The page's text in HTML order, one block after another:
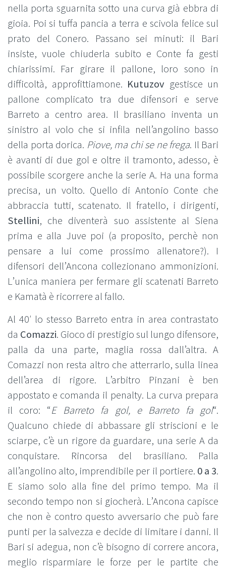
nella porta sguarnita sotto una curva già ebbra di
gioia. Poi si tuffa pancia a terra e scivola felice sul
prato del Conero. Passano sei minuti: il Bari
insiste, vuole chiuderla subito e Conte fa gesti
chiarissimi. Far girare il pallone, loro sono in
difficoltà, approfittiamone. Kutuzov gestisce un
pallone complicato tra due difensori e serve
Barreto a centro area. Il brasiliano inventa un
sinistro al volo che si infila nell’angolino basso
della porta dorica. Piove, ma chi se ne frega. Il Bari
è avanti di due gol e oltre il tramonto, adesso, è
possibile scorgere anche la serie A. Ha una forma
precisa, un volto. Quello di Antonio Conte che
abbraccia tutti, scatenato. Il fratello, i dirigenti,
Stellini, che diventerà suo assistente al Siena
prima e alla Juve poi (a proposito, perchè non
pensare a lui come prossimo allenatore?). I
difensori dell’Ancona collezionano ammonizioni.
L’unica maniera per fermare gli scatenati Barreto
e Kamatà è ricorrere al fallo.
Al 40′ lo stesso Barreto entra in area contrastato
da Comazzi. Gioco di prestigio sul lungo difensore,
palla da una parte, maglia rossa dall’altra. A
Comazzi non resta altro che atterrarlo, sulla linea
dell’area di rigore. L’arbitro Pinzani è ben
appostato e comanda il penalty. La curva prepara
il coro: “E Barreto fa gol, e Barreto fa gol“.
Qualcuno chiede di abbassare gli striscioni e le
sciarpe, c’è un rigore da guardare, una serie A da
conquistare. Rincorsa del brasiliano. Palla
all’angolino alto, imprendibile per il portiere. 0 a 3.
E siamo solo alla fine del primo tempo. Ma il
secondo tempo non si giocherà. L’Ancona capisce
che non è contro questo avversario che può fare
punti per la salvezza e decide di limitare i danni. Il
Bari si adegua, non c’è bisogno di correre ancora,
meglio risparmiare le forze per le partite che